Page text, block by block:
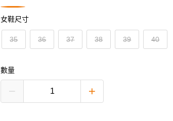
女鞋尺寸
35 36 37 38 39 40
數量